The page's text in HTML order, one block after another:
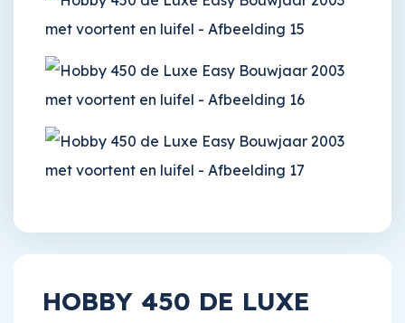
HOBBY 450 DE LUXE